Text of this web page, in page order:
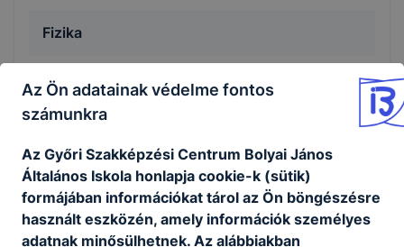
Fizika
7-8. évfolyam
7-8. évfolyam
Hon- és népismeret
Az Ön adatainak védelme fontos
számunkra
Az Győri Szakképzési Centrum Bolyai János
Általános Iskola honlapja cookie-k (sütik)
formájában információkat tárol az Ön böngészésre
használt eszközén, amely információk személyes
adatnak minősülhetnek. Az alábbiakban